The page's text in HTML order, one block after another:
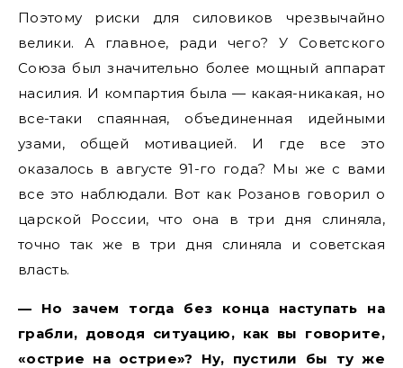
Поэтому риски для силовиков чрезвычайно
велики. А главное, ради чего? У Советского
Союза был значительно более мощный аппарат
насилия. И компартия была — какая-никакая, но
все-таки спаянная, объединенная идейными
узами, общей мотивацией. И где все это
оказалось в августе 91-го года? Мы же с вами
все это наблюдали. Вот как Розанов говорил о
царской России, что она в три дня слиняла,
точно так же в три дня слиняла и советская
власть.
— Но зачем тогда без конца наступать на
грабли, доводя ситуацию, как вы говорите,
«острие на острие»? Ну, пустили бы ту же